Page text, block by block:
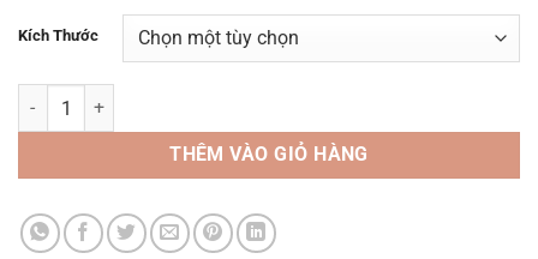
Kích Thước
Đầu Bắn Vít Bake BerryLion số lượng
THÊM VÀO GIỎ HÀNG